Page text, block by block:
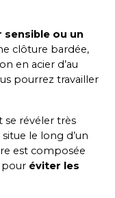
ou un
clôture bardée,
en acier d’au
pourrez travailler
se révéler très
le long d’un
est composée
pour éviter les